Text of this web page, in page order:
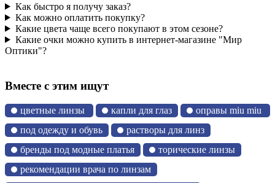
Как быстро я получу заказ?
Как можно оплатить покупку?
Какие цвета чаще всего покупают в этом сезоне?
Какие очки можно купить в интернет-магазине "Мир
Оптики"?
Вместе с этим ищут
цветные линзы капли для глаз
оправы miu miu
под одежду и обувь
растворы для линз
бренды под модные платья
торические линзы
рекомендации врача по линзам